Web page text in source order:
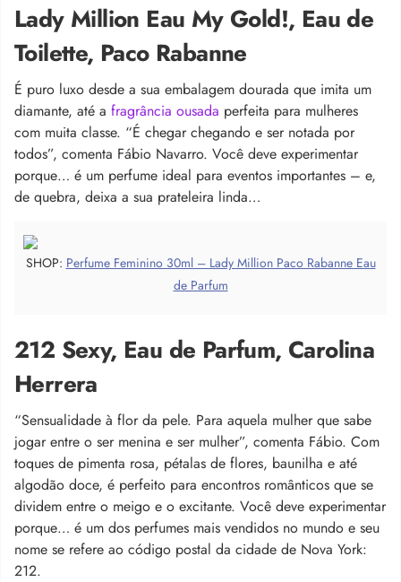
Lady Million Eau My Gold!, Eau de
Toilette, Paco Rabanne
É puro luxo desde a sua embalagem dourada que imita um
diamante, até a fragrância ousada perfeita para mulheres
com muita classe. “É chegar chegando e ser notada por
todos”, comenta Fábio Navarro. Você deve experimentar
porque… é um perfume ideal para eventos importantes – e,
de quebra, deixa a sua prateleira linda…
SHOP: Perfume Feminino 30ml – Lady Million Paco Rabanne Eau
de Parfum
212 Sexy, Eau de Parfum, Carolina
Herrera
“Sensualidade à flor da pele. Para aquela mulher que sabe
jogar entre o ser menina e ser mulher”, comenta Fábio. Com
toques de pimenta rosa, pétalas de flores, baunilha e até
algodão doce, é perfeito para encontros românticos que se
dividem entre o meigo e o excitante. Você deve experimentar
porque… é um dos perfumes mais vendidos no mundo e seu
nome se refere ao código postal da cidade de Nova York:
212.